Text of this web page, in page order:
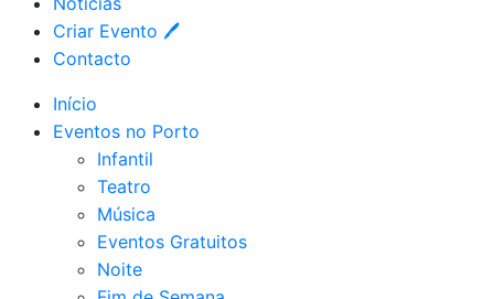
Criar Evento 🖊
Contacto
Início
Eventos no Porto
Infantil
Teatro
Música
Eventos Gratuitos
Noite